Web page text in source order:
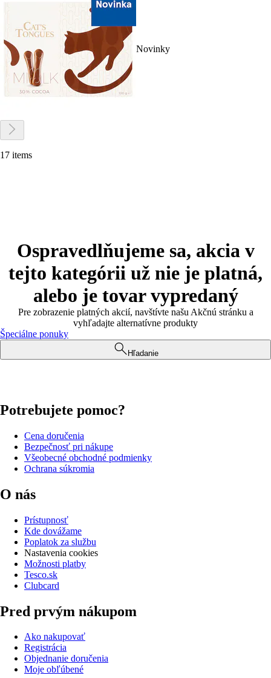
Novinky
17 items
Ospravedlňujeme sa, akcia v
tejto kategórii už nie je platná,
alebo je tovar vypredaný
Pre zobrazenie platných akcií, navštívte našu Akčnú stránku a
vyhľadajte alternatívne produkty
Špeciálne ponuky
Hľadanie
Potrebujete pomoc?
Cena doručenia
Bezpečnosť pri nákupe
Všeobecné obchodné podmienky
Ochrana súkromia
O nás
Prístupnosť
Kde dovážame
Poplatok za službu
Nastavenia cookies
Možnosti platby
Tesco.sk
Clubcard
Pred prvým nákupom
Ako nakupovať
Registrácia
Objednanie doručenia
Moje obľúbené